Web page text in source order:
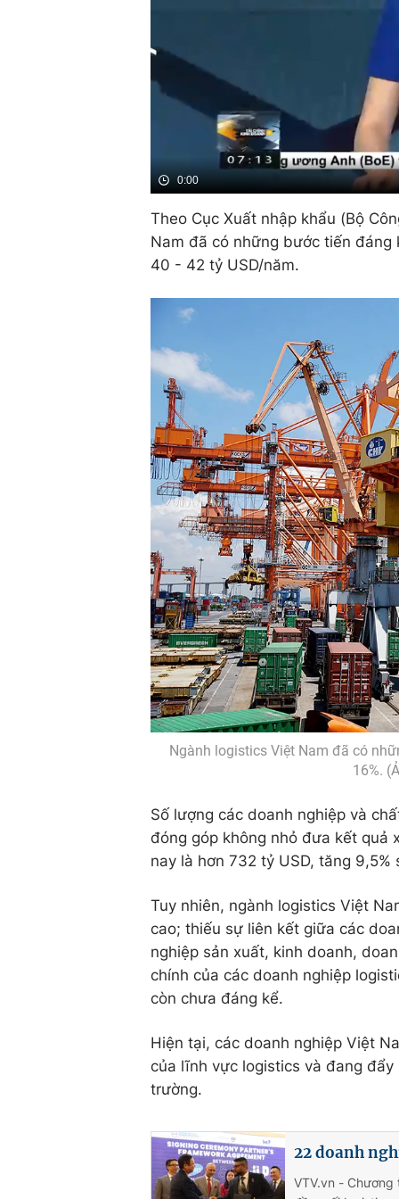
0:00
Theo Cục Xuất nhập khẩu (Bộ
Nam đã có những bước tiến
40 - 42 tỷ USD/năm.
Ngành logistics Việt Nam đã có
16%.
Số lượng các doanh nghiệp và
đóng góp không nhỏ đưa kết quả
nay là hơn 732 tỷ USD, tăng 9,5%
Tuy nhiên, ngành logistics Việt
cao; thiếu sự liên kết giữa các
nghiệp sản xuất, kinh doanh,
chính của các doanh nghiệp
còn chưa đáng kể.
Hiện tại, các doanh nghiệp Việt
của lĩnh vực logistics và đang
trường.
22 doanh
VTV.vn -